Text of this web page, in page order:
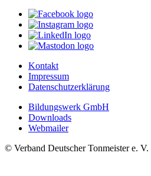
Kontakt
Impressum
Datenschutzerklärung
Bildungswerk GmbH
Downloads
Webmailer
© Verband Deutscher Tonmeister e. V.